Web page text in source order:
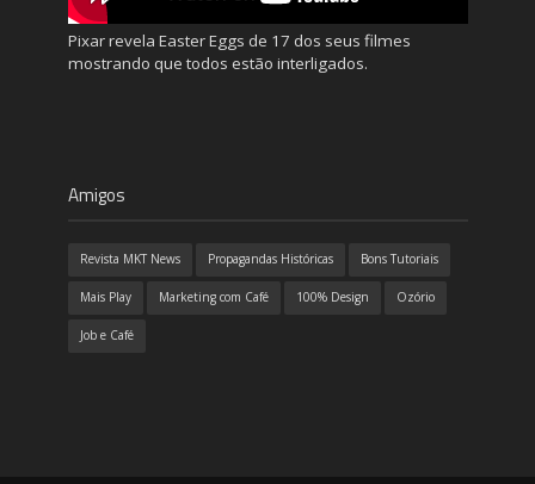
Pixar revela Easter Eggs de 17 dos seus filmes
mostrando que todos estão interligados.
Amigos
Revista MKT News Propagandas Históricas Bons Tutoriais
Mais Play Marketing com Café 100% Design Ozório
Job e Café